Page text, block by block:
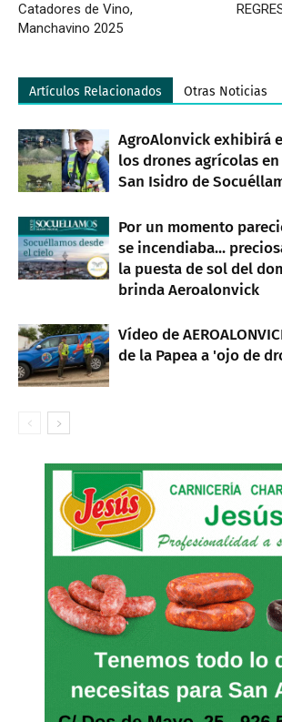
Catadores de Vino,
Manchavino 2025
Artículos Relacionados Otras Noticias
AgroAlonvick exhibirá
los drones agrícolas
San Isidro de
Por un momento
se incendiaba...
la puesta de sol del
brinda Aeroalonvick
Vídeo de
de la Papea a 'ojo de